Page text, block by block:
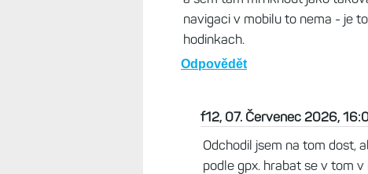
navigaci v mobilu to nema - je
hodinkach.
Odpovědět
f12, 07. Červenec 2026,
Odchodil jsem na tom dost,
podle gpx. hrabat se v tom